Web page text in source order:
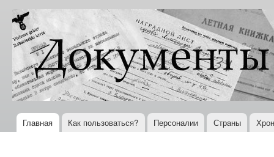
Документы
XX века
Всемирная
история в
Интернете
Главное меню
Главная Как пользоваться? Персоналии Страны